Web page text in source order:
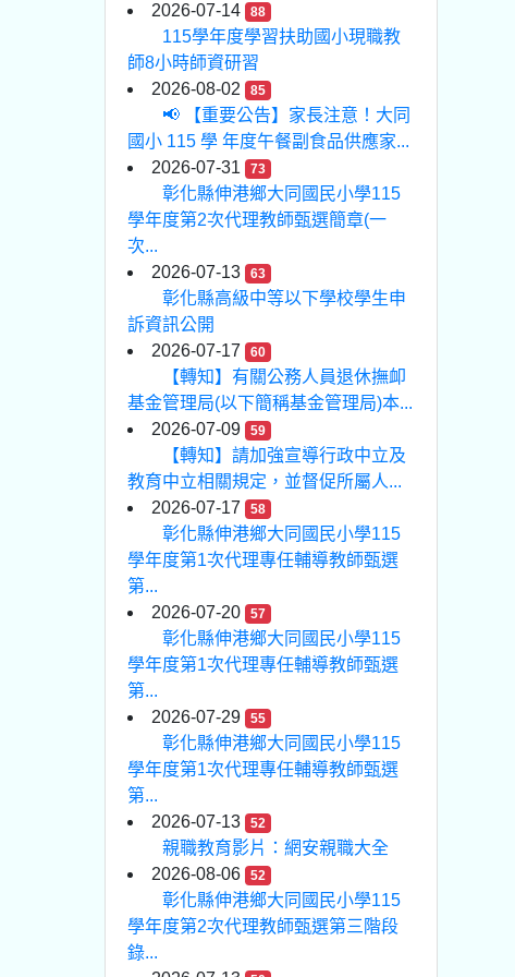
2026-07-14 88
115學年度學習扶助國小現職教
師8小時師資研習
2026-08-02
85
📢 【重要公告】家長注意！大同
國小 115 學 年度午餐副食品供應家...
2026-07-31
73
彰化縣伸港鄉大同國民小學115
學年度第2次代理教師甄選簡章(一
次...
2026-07-13
63
彰化縣高級中等以下學校學生申
訴資訊公開
2026-07-17
60
【轉知】有關公務人員退休撫卹
基金管理局(以下簡稱基金管理局)本...
2026-07-09
59
【轉知】請加強宣導行政中立及
教育中立相關規定，並督促所屬人...
2026-07-17
58
彰化縣伸港鄉大同國民小學115
學年度第1次代理專任輔導教師甄選
第...
2026-07-20
57
彰化縣伸港鄉大同國民小學115
學年度第1次代理專任輔導教師甄選
第...
2026-07-29
55
彰化縣伸港鄉大同國民小學115
學年度第1次代理專任輔導教師甄選
第...
2026-07-13
52
親職教育影片：網安親職大全
2026-08-06
52
彰化縣伸港鄉大同國民小學115
學年度第2次代理教師甄選第三階段
錄...